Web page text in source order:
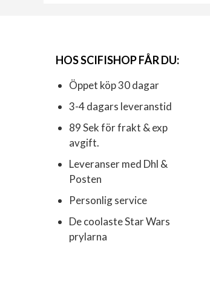
HOS SCIFISHOP FÅR DU:
Öppet köp 30 dagar
3-4 dagars leveranstid
89 Sek för frakt & exp
avgift.
Leveranser med Dhl &
Posten
Personlig service
De coolaste Star Wars
prylarna